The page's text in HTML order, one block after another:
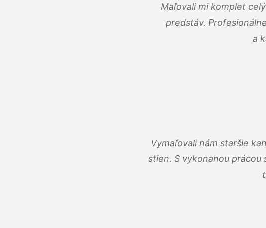
Maľovali mi komplet
predstáv.
a
Vymaľovali nám staršie
stien. S vykonanou prácou